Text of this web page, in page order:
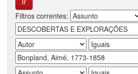
Filtros correntes: